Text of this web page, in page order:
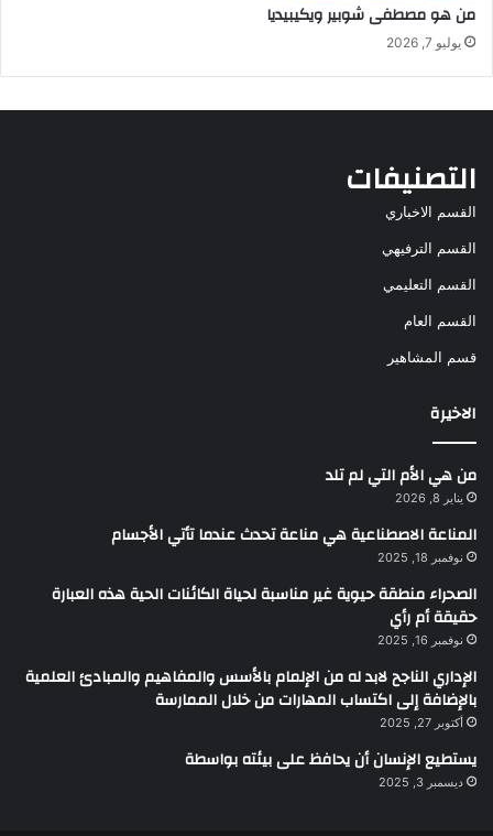
من هو مصطفى شوبير ويكيبيديا
يوليو 7, 2026
التصنيفات
القسم الاخباري
القسم الترفيهي
القسم التعليمي
القسم العام
قسم المشاهير
الاخيرة
من هي الأم التي لم تلد
يناير 8, 2026
المناعة الاصطناعية هي مناعة تحدث عندما تأتي الأجسام
نوفمبر 18, 2025
الصحراء منطقة حيوية غير مناسبة لحياة الكائنات الحية هذه العبارة
حقيقة أم رأي
نوفمبر 16, 2025
الإداري الناجح لابد له من الإلمام بالأسس والمفاهيم والمبادئ العلمية
بالإضافة إلى اكتساب المهارات من خلال الممارسة
أكتوبر 27, 2025
يستطيع الإنسان أن يحافظ على بيئته بواسطة
ديسمبر 3, 2025